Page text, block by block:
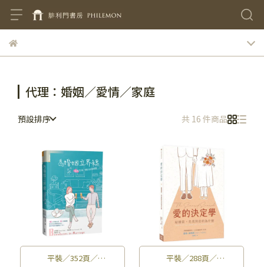
代理：婚姻／愛情／家庭
預設排序 共 16 件商品
平裝／352頁／
平裝／288頁／